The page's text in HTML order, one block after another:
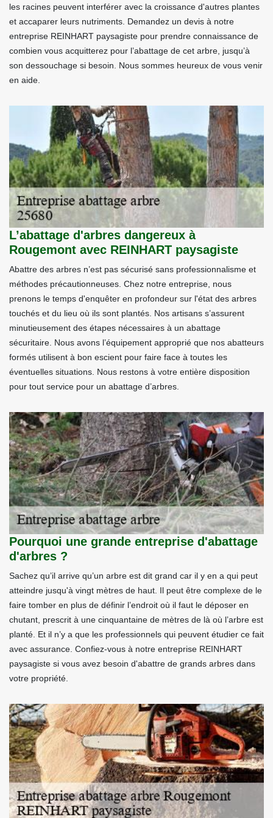
les racines peuvent interférer avec la croissance d'autres plantes
et accaparer leurs nutriments. Demandez un devis à notre
entreprise REINHART paysagiste pour prendre connaissance de
combien vous acquitterez pour l’abattage de cet arbre, jusqu’à
son dessouchage si besoin. Nous sommes heureux de vous venir
en aide.
L’abattage d'arbres dangereux à
Rougemont avec REINHART paysagiste
Abattre des arbres n’est pas sécurisé sans professionnalisme et
méthodes précautionneuses. Chez notre entreprise, nous
prenons le temps d'enquêter en profondeur sur l'état des arbres
touchés et du lieu où ils sont plantés. Nos artisans s’assurent
minutieusement des étapes nécessaires à un abattage
sécuritaire. Nous avons l’équipement approprié que nos abatteurs
formés utilisent à bon escient pour faire face à toutes les
éventuelles situations. Nous restons à votre entière disposition
pour tout service pour un abattage d’arbres.
Pourquoi une grande entreprise d'abattage
d'arbres ?
Sachez qu’il arrive qu’un arbre est dit grand car il y en a qui peut
atteindre jusqu'à vingt mètres de haut. Il peut être complexe de le
faire tomber en plus de définir l’endroit où il faut le déposer en
chutant, prescrit à une cinquantaine de mètres de là où l’arbre est
planté. Et il n’y a que les professionnels qui peuvent étudier ce fait
avec assurance. Confiez-vous à notre entreprise REINHART
paysagiste si vous avez besoin d'abattre de grands arbres dans
votre propriété.